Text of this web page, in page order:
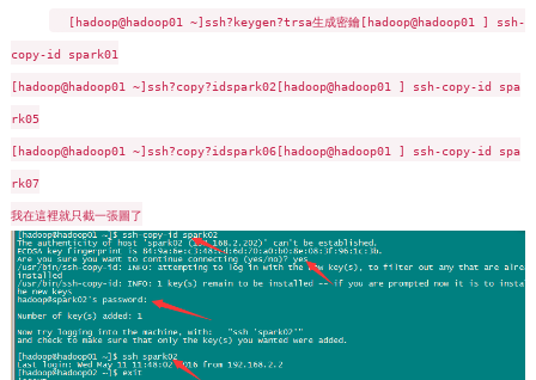
[hadoop@hadoop01 ~] ssh?keygen?trsa生成密鑰[hadoop@hadoop01 ] ssh-
copy-id spark01
[hadoop@hadoop01 ~] ssh?copy?idspark02[hadoop@hadoop01 ] ssh-copy-id spa
rk05
[hadoop@hadoop01 ~] ssh?copy?idspark06[hadoop@hadoop01 ] ssh-copy-id spa
rk07
我在這裡就只截一張圖了